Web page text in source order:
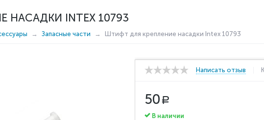
INTEX 10793
Запасные части Штифт для крепление насадки Intex 10793
Написать отзыв
50 Р
В наличии